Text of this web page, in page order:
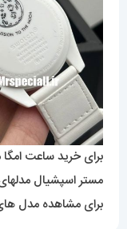
برای خرید ساعت امگا
مستر اسپشیال
برای مشاهده مدل